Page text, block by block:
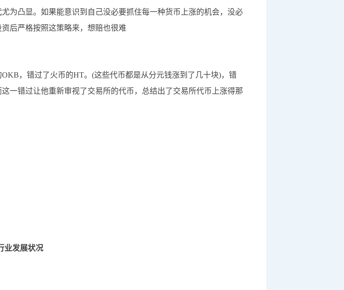
为凸显。如果能意识到自己没必要抓住每一种货币上涨的机会，没必
后严格按照这策略来，想赔也很难
，错过了火币的HT。(这些代币都是从分元钱涨到了几十块)，错
一错过让他重新审视了交易所的代币，总结出了交易所代币上涨得那
业发展状况